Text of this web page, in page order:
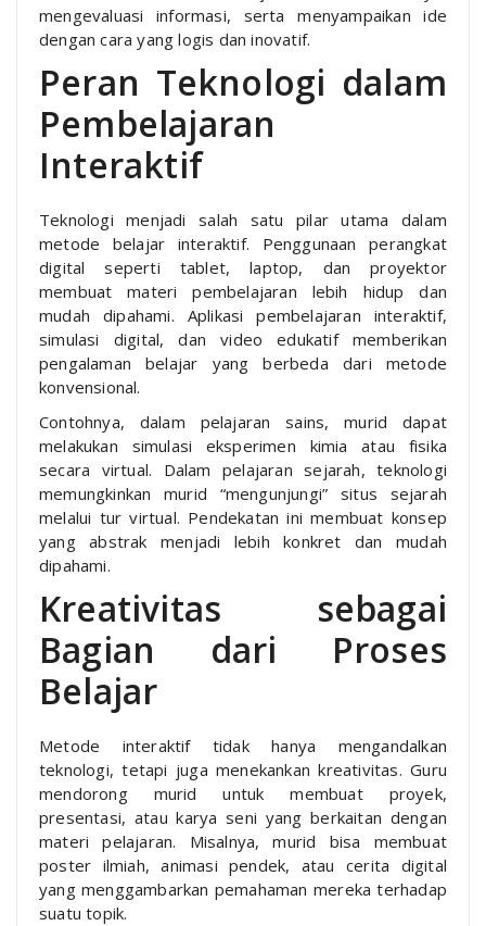
mengevaluasi informasi, serta menyampaikan ide
dengan cara yang logis dan inovatif.
Peran Teknologi dalam
Pembelajaran
Interaktif
Teknologi menjadi salah satu pilar utama dalam
metode belajar interaktif. Penggunaan perangkat
digital seperti tablet, laptop, dan proyektor
membuat materi pembelajaran lebih hidup dan
mudah dipahami. Aplikasi pembelajaran interaktif,
simulasi digital, dan video edukatif memberikan
pengalaman belajar yang berbeda dari metode
konvensional.
Contohnya, dalam pelajaran sains, murid dapat
melakukan simulasi eksperimen kimia atau fisika
secara virtual. Dalam pelajaran sejarah, teknologi
memungkinkan murid “mengunjungi” situs sejarah
melalui tur virtual. Pendekatan ini membuat konsep
yang abstrak menjadi lebih konkret dan mudah
dipahami.
Kreativitas sebagai
Bagian dari Proses
Belajar
Metode interaktif tidak hanya mengandalkan
teknologi, tetapi juga menekankan kreativitas. Guru
mendorong murid untuk membuat proyek,
presentasi, atau karya seni yang berkaitan dengan
materi pelajaran. Misalnya, murid bisa membuat
poster ilmiah, animasi pendek, atau cerita digital
yang menggambarkan pemahaman mereka terhadap
suatu topik.